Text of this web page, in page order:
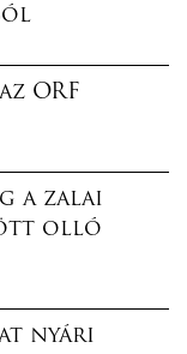
ORF
a zalai
olló
nyári